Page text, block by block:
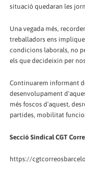
situació quedaran les
Una vegada més,
treballadors ens
condicions laborals, no
els que decideixin per
Continuarem informant
desenvolupament
més foscos d'aquest,
partides, mobilitat
Secció Sindical CGT
https://